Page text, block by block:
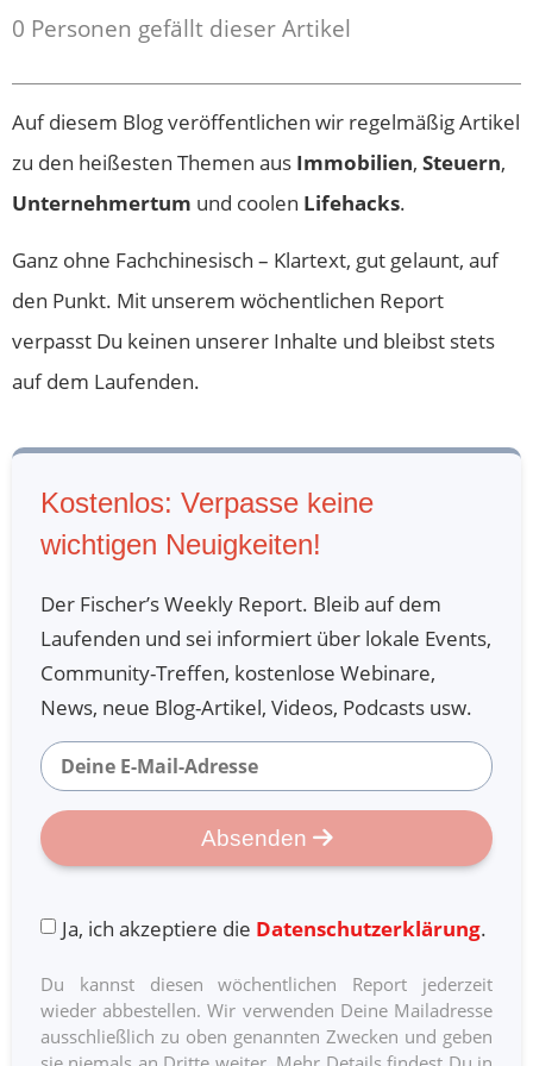
etwas, Du kriegst Feedback, Du wertest es
aus und verbesserst Dein Handeln. Das ist
Lebenserfahrung.
Reife: die Berücksichtigung möglichst vieler
Gesichtspunkte. Unreife Personen sehen
wurscht, was die anderen Leute möchten.
Je reifer du wirst, desto mehr
berücksichtigst Du andere Gesichtspunkte
Aufgeschlossenes Interesse und
,erstaunlicherweise, desto schneller sind
sie bereit, auch in den Schüler-Modus zu
nochmal erklären?” Die scheuen sich auch
nicht, dumme Fragen zu stellen, weil sie
wollen nicht schlau aussehen, sie wollen
Dinge verstehen.
Distanz gegenüber den Dingen. Aktiv den
“vom Balkon aus”
einzunehmen.
Das ist eine Fähigkeit. Das war auch in
schauen”.
Einsichtsvoll. Die Bereitschaft, sich und
seine Meinung zu verändern, sobald man
neue Informationen oder bessere
0 Personen gefällt dieser Artikel
Auf diesem Blog veröffentlichen wir regelmäßig Artikel
zu den heißesten Themen aus Immobilien, Steuern,
Unternehmertum und coolen Lifehacks.
Ganz ohne Fachchinesisch – Klartext, gut gelaunt, auf
den Punkt. Mit unserem wöchentlichen Report
verpasst Du keinen unserer Inhalte und bleibst stets
auf dem Laufenden.
Kostenlos: Verpasse keine
wichtigen Neuigkeiten!
Der Fischer’s Weekly Report. Bleib auf dem
Laufenden und sei informiert über lokale Events,
Community-Treffen, kostenlose Webinare,
News, neue Blog-Artikel, Videos, Podcasts usw.
Absenden
Ja, ich akzeptiere die Datenschutzerklärung.
Du kannst diesen wöchentlichen Report jederzeit
wieder abbestellen. Wir verwenden Deine Mailadresse
ausschließlich zu oben genannten Zwecken und geben